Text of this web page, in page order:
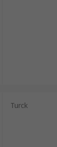
Turck